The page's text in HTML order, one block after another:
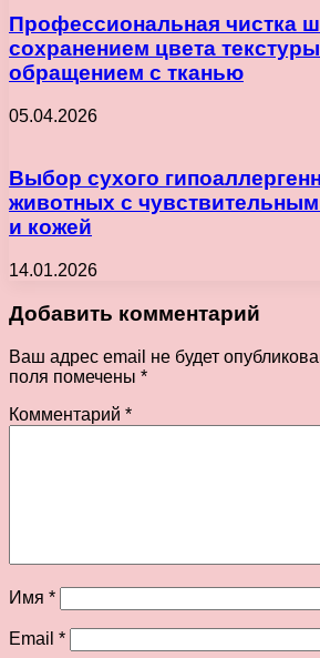
Профессиональная чистка
сохранением цвета
обращением с тканью
05.04.2026
Выбор сухого
животных с
и кожей
14.01.2026
Добавить комментарий
Ваш адрес email не будет
поля помечены *
Комментарий *
Имя *
Email *